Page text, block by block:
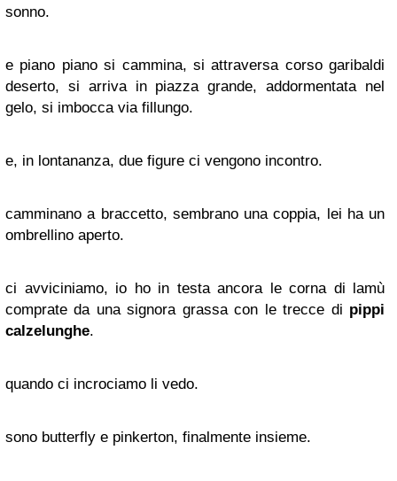
sonno.
e piano piano si cammina, si attraversa corso garibaldi
deserto, si arriva in piazza grande, addormentata nel
gelo, si imbocca via fillungo.
e, in lontananza, due figure ci vengono incontro.
camminano a braccetto, sembrano una coppia, lei ha un
ombrellino aperto.
ci avviciniamo, io ho in testa ancora le corna di lamù
comprate da una signora grassa con le trecce di pippi
calzelunghe.
quando ci incrociamo li vedo.
sono butterfly e pinkerton, finalmente insieme.